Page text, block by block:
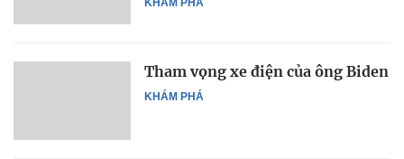
KHÁM PHÁ
Tham vọng xe điện của ông Biden